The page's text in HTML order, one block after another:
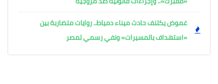
غموض يكتنف حادث ميناء دمياط.. روايات متضاربة بين
«استهداف بالمسيرات» ونفي رسمي لمصر